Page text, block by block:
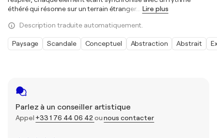
Parlez à un conseiller artistique
Appel +33 1 76 44 06 42 ounous contacter
éthéré qui résonne sur un terrain étranger.
Lire plus
Description traduite automatiquement.
Paysage Scandale Conceptuel Abstraction Abstrait